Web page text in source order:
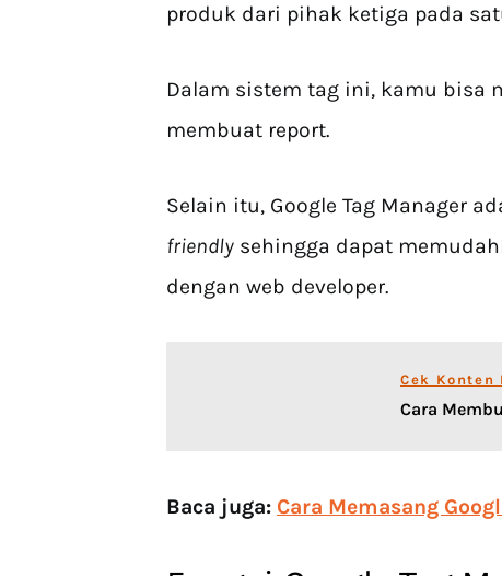
produk dari pihak ketiga pada
Dalam sistem tag ini, kamu bisa
membuat report.
Selain itu, Google Tag Manager
friendly sehingga dapat
dengan web developer.
Cek Konten
Cara
Baca juga: Cara Memasang